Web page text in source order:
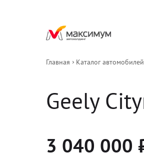
Главная Каталог автомобилей
Geely
3 040 000